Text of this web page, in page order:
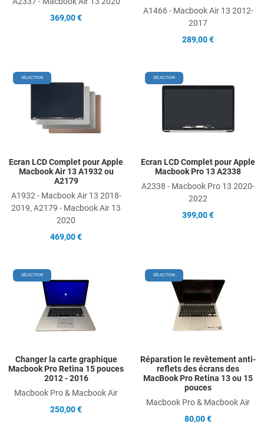
369,00 €
A1466 - Macbook Air 13 2012-
2017
289,00 €
SÉLECTION Add to Wishlist
Quick View
Ecran LCD Complet pour Apple
Macbook Air 13 A1932 ou
A2179
A1932 - Macbook Air 13 2018-
2019, A2179 - Macbook Air 13
2020
469,00 €
SÉLECTION
Ecran LCD Complet pour Apple
Macbook Pro 13 A2338
A2338 - Macbook Pro 13 2020-
2022
399,00 €
SÉLECTION Add to Wishlist
Add to Compare
Changer la carte graphique
Macbook Pro Retina 15 pouces
2012 - 2016
Macbook Pro & Macbook Air
250,00 €
SÉLECTION
Réparation le revêtement anti-
reflets des écrans des
MacBook Pro Retina 13 ou 15
pouces
Macbook Pro & Macbook Air
80,00 €